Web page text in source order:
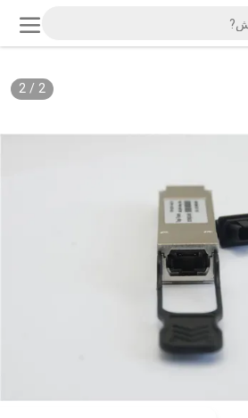
2
/
2